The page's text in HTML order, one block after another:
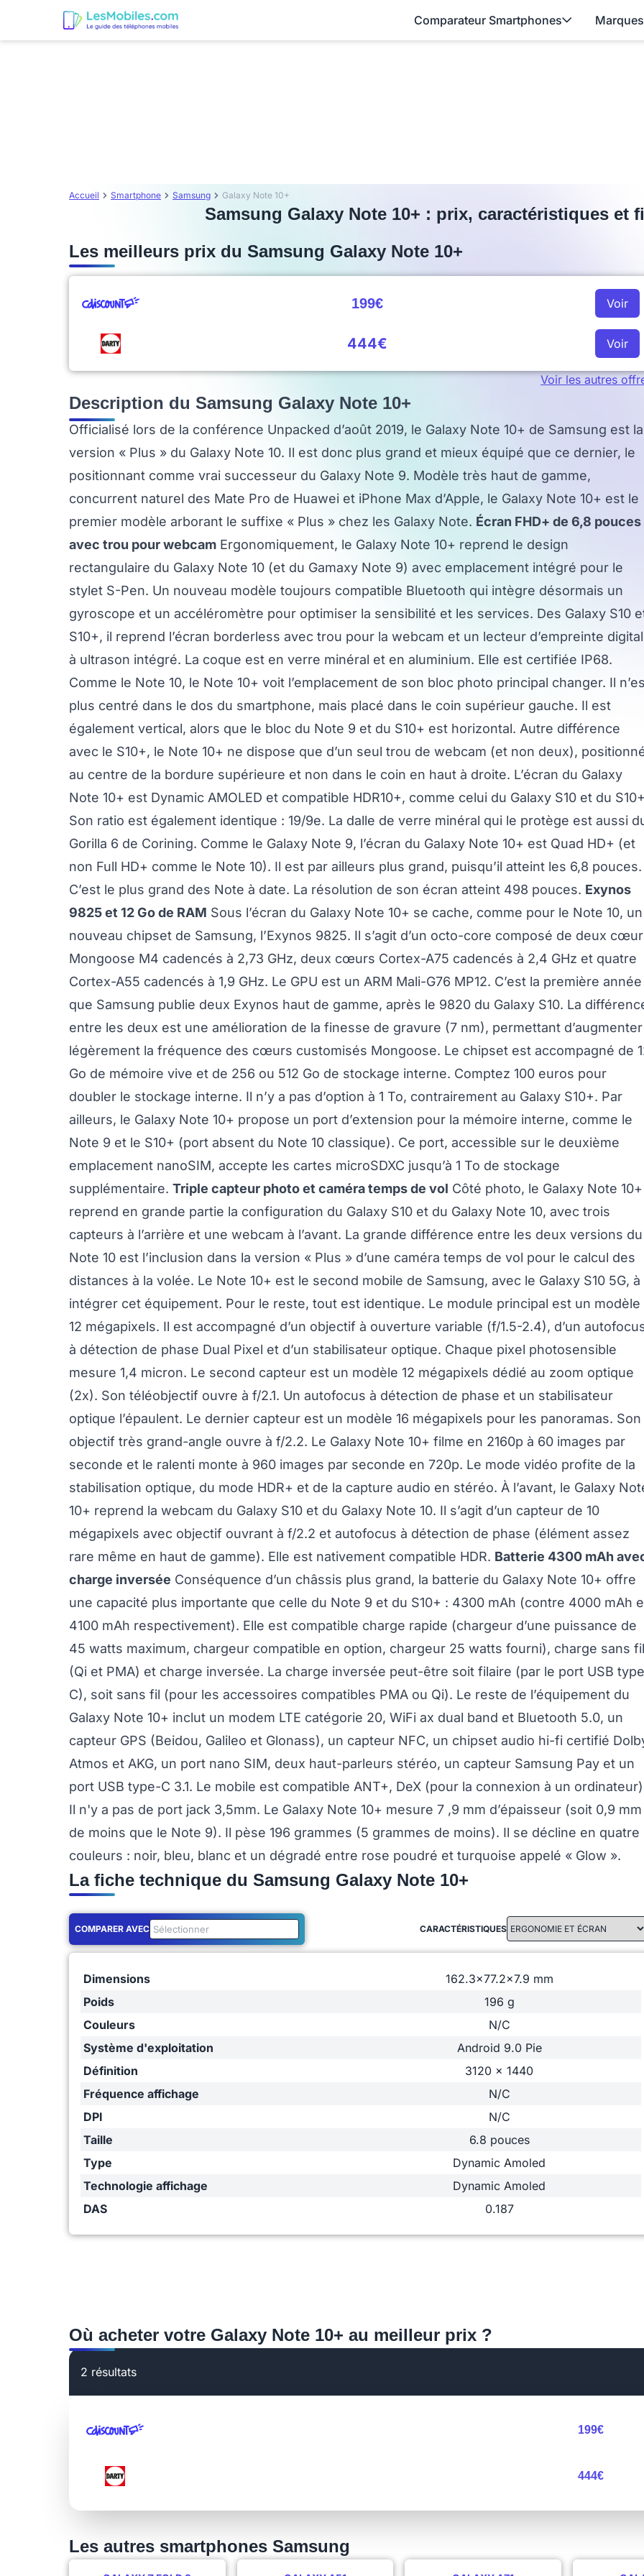
Comparateur Smartphones Marques
Accueil Smartphone Samsung Galaxy Note 10+
Samsung Galaxy Note 10+ : prix, caractéristiques et
Les meilleurs prix du Samsung Galaxy Note 10+
199€ Voir
444€ Voir
Voir les autres
Description du Samsung Galaxy Note 10+
Officialisé lors de la conférence Unpacked d’août 2019, le Galaxy Note 10+ de Samsung est la
version « Plus » du Galaxy Note 10. Il est donc plus grand et mieux équipé que ce dernier, le
positionnant comme vrai successeur du Galaxy Note 9. Modèle très haut de gamme,
concurrent naturel des Mate Pro de Huawei et iPhone Max d’Apple, le Galaxy Note 10+ est le
premier modèle arborant le suffixe « Plus » chez les Galaxy Note. Écran FHD+ de 6,8 pouces
avec trou pour webcam Ergonomiquement, le Galaxy Note 10+ reprend le design
rectangulaire du Galaxy Note 10 (et du Gamaxy Note 9) avec emplacement intégré pour le
stylet S-Pen. Un nouveau modèle toujours compatible Bluetooth qui intègre désormais un
gyroscope et un accéléromètre pour optimiser la sensibilité et les services. Des Galaxy S10
S10+, il reprend l’écran borderless avec trou pour la webcam et un lecteur d’empreinte
à ultrason intégré. La coque est en verre minéral et en aluminium. Elle est certifiée IP68.
Comme le Note 10, le Note 10+ voit l’emplacement de son bloc photo principal changer. Il
plus centré dans le dos du smartphone, mais placé dans le coin supérieur gauche. Il est
également vertical, alors que le bloc du Note 9 et du S10+ est horizontal. Autre différence
avec le S10+, le Note 10+ ne dispose que d’un seul trou de webcam (et non deux),
au centre de la bordure supérieure et non dans le coin en haut à droite. L’écran du Galaxy
Note 10+ est Dynamic AMOLED et compatible HDR10+, comme celui du Galaxy S10 et du
Son ratio est également identique : 19/9e. La dalle de verre minéral qui le protège est aussi
Gorilla 6 de Corining. Comme le Galaxy Note 9, l’écran du Galaxy Note 10+ est Quad HD+ (et
non Full HD+ comme le Note 10). Il est par ailleurs plus grand, puisqu’il atteint les 6,8 pouces.
C’est le plus grand des Note à date. La résolution de son écran atteint 498 pouces. Exynos
9825 et 12 Go de RAM Sous l’écran du Galaxy Note 10+ se cache, comme pour le Note 10, un
nouveau chipset de Samsung, l’Exynos 9825. Il s’agit d’un octo-core composé de deux
Mongoose M4 cadencés à 2,73 GHz, deux cœurs Cortex-A75 cadencés à 2,4 GHz et quatre
Cortex-A55 cadencés à 1,9 GHz. Le GPU est un ARM Mali-G76 MP12. C’est la première année
que Samsung publie deux Exynos haut de gamme, après le 9820 du Galaxy S10. La
entre les deux est une amélioration de la finesse de gravure (7 nm), permettant d’augmenter
légèrement la fréquence des cœurs customisés Mongoose. Le chipset est accompagné de
Go de mémoire vive et de 256 ou 512 Go de stockage interne. Comptez 100 euros pour
doubler le stockage interne. Il n’y a pas d’option à 1 To, contrairement au Galaxy S10+. Par
ailleurs, le Galaxy Note 10+ propose un port d’extension pour la mémoire interne, comme le
Note 9 et le S10+ (port absent du Note 10 classique). Ce port, accessible sur le deuxième
emplacement nanoSIM, accepte les cartes microSDXC jusqu’à 1 To de stockage
supplémentaire. Triple capteur photo et caméra temps de vol Côté photo, le Galaxy Note 10+
reprend en grande partie la configuration du Galaxy S10 et du Galaxy Note 10, avec trois
capteurs à l’arrière et une webcam à l’avant. La grande différence entre les deux versions du
Note 10 est l’inclusion dans la version « Plus » d’une caméra temps de vol pour le calcul des
distances à la volée. Le Note 10+ est le second mobile de Samsung, avec le Galaxy S10 5G, à
intégrer cet équipement. Pour le reste, tout est identique. Le module principal est un modèle
12 mégapixels. Il est accompagné d’un objectif à ouverture variable (f/1.5-2.4), d’un
à détection de phase Dual Pixel et d’un stabilisateur optique. Chaque pixel photosensible
mesure 1,4 micron. Le second capteur est un modèle 12 mégapixels dédié au zoom optique
(2x). Son téléobjectif ouvre à f/2.1. Un autofocus à détection de phase et un stabilisateur
optique l’épaulent. Le dernier capteur est un modèle 16 mégapixels pour les panoramas. Son
objectif très grand-angle ouvre à f/2.2. Le Galaxy Note 10+ filme en 2160p à 60 images par
seconde et le ralenti monte à 960 images par seconde en 720p. Le mode vidéo profite de la
stabilisation optique, du mode HDR+ et de la capture audio en stéréo. À l’avant, le Galaxy
10+ reprend la webcam du Galaxy S10 et du Galaxy Note 10. Il s’agit d’un capteur de 10
mégapixels avec objectif ouvrant à f/2.2 et autofocus à détection de phase (élément assez
rare même en haut de gamme). Elle est nativement compatible HDR. Batterie 4300 mAh
charge inversée Conséquence d’un châssis plus grand, la batterie du Galaxy Note 10+ offre
une capacité plus importante que celle du Note 9 et du S10+ : 4300 mAh (contre 4000 mAh
4100 mAh respectivement). Elle est compatible charge rapide (chargeur d’une puissance de
45 watts maximum, chargeur compatible en option, chargeur 25 watts fourni), charge sans fil
(Qi et PMA) et charge inversée. La charge inversée peut-être soit filaire (par le port USB
C), soit sans fil (pour les accessoires compatibles PMA ou Qi). Le reste de l’équipement du
Galaxy Note 10+ inclut un modem LTE catégorie 20, WiFi ax dual band et Bluetooth 5.0, un
capteur GPS (Beidou, Galileo et Glonass), un capteur NFC, un chipset audio hi-fi certifié
Atmos et AKG, un port nano SIM, deux haut-parleurs stéréo, un capteur Samsung Pay et un
port USB type-C 3.1. Le mobile est compatible ANT+, DeX (pour la connexion à un
Il n'y a pas de port jack 3,5mm. Le Galaxy Note 10+ mesure 7 ,9 mm d’épaisseur (soit 0,9 mm
de moins que le Note 9). Il pèse 196 grammes (5 grammes de moins). Il se décline en quatre
couleurs : noir, bleu, blanc et un dégradé entre rose poudré et turquoise appelé « Glow ».
La fiche technique du Samsung Galaxy Note 10+
COMPARER AVEC CARACTÉRISTIQUES
Dimensions
162.3x77.2x7.9 mm
Poids
196 g
Couleurs
N/C
Système d'exploitation
Android 9.0 Pie
Définition
3120 x 1440
Fréquence affichage
N/C
DPI
N/C
Taille
6.8 pouces
Type
Dynamic Amoled
Technologie affichage
Dynamic Amoled
DAS
0.187
Où acheter votre Galaxy Note 10+ au meilleur prix ?
2 résultats
199€
444€
Les autres smartphones Samsung